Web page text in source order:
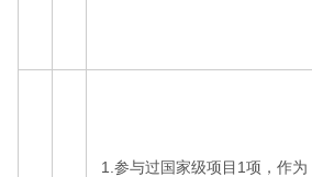
1.参与过国家级项目1项，作为